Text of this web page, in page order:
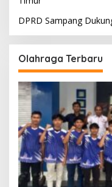
DPRD Sampang
Olahraga Terbaru